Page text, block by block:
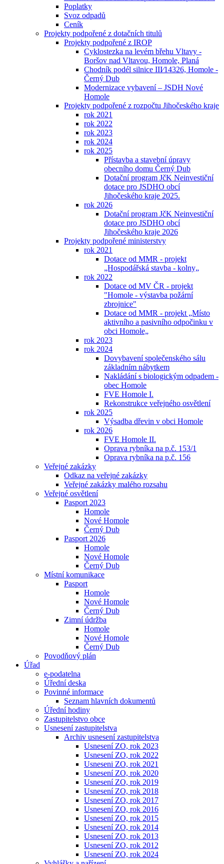
Poplatky
Svoz odpadů
Ceník
Projekty podpořené z dotačních titulů
Projekty podpořené z IROP
Cyklostezka na levém břehu Vltavy -
Boršov nad Vltavou, Homole, Planá
Chodník podél silnice III⁄14326, Homole -
Černý Dub
Modernizace vybavení – JSDH Nové
Homole
Projekty podpořené z rozpočtu Jihočeského kraje
rok 2021
rok 2022
rok 2023
rok 2024
rok 2025
Přístavba a stavební úpravy
obecního domu Černý Dub
Dotační program JčK Neinvestiční
dotace pro JSDHO obcí
Jihočeského kraje 2025.
rok 2026
Dotační program JčK Neinvestiční
dotace pro JSDHO obcí
Jihočeského kraje 2026
Projekty podpořené ministerstvy
rok 2021
Dotace od MMR - projekt
„Hospodářská stavba - kolny„
rok 2022
Dotace od MV ČR - projekt
"Homole - výstavba požární
zbrojnice"
Dotace od MMR - projekt „Místo
aktivního a pasivního odpočinku v
obci Homole„
rok 2023
rok 2024
Dovybavení společenského sálu
základním nábytkem
Nakládání s biologickým odpadem -
obec Homole
FVE Homole I.
Rekonstrukce veřejného osvětlení
rok 2025
Výsadba dřevin v obci Homole
rok 2026
FVE Homole II.
Oprava rybníka na p.č. 153/1
Oprava rybníka na p.č. 156
Veřejné zakázky
Odkaz na veřejné zakázky
Veřejné zakázky malého rozsahu
Veřejné osvětlení
Pasport 2023
Homole
Nové Homole
Černý Dub
Pasport 2026
Homole
Nové Homole
Černý Dub
Místní komunikace
Pasport
Homole
Nové Homole
Černý Dub
Zimní údržba
Homole
Nové Homole
Černý Dub
Povodňový plán
Úřad
e-podatelna
Úřední deska
Povinné informace
Seznam hlavních dokumentů
Úřední hodiny
Zastupitelstvo obce
Usnesení zastupitelstva
Archiv usnesení zastupitelstva
Usnesení ZO, rok 2023
Usnesení ZO, rok 2022
Usneseni ZO, rok 2021
Usnesení ZO, rok 2020
Usnesení ZO, rok 2019
Usnesení ZO, rok 2018
Usnesení ZO, rok 2017
Usnesení ZO, rok 2016
Usnesení ZO, rok 2015
Usnesení ZO, rok 2014
Usnesení ZO, rok 2013
Usnesení ZO, rok 2012
Usnesení ZO, rok 2024